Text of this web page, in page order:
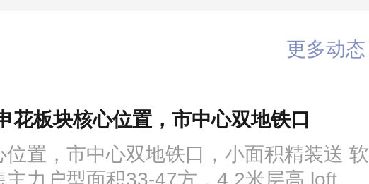
更多动态
花板块核心位置，市中心双地铁口
位置，市中心双地铁口，小面积精装送 软
主力户型面积33-47方，4.2米层高 loft,均